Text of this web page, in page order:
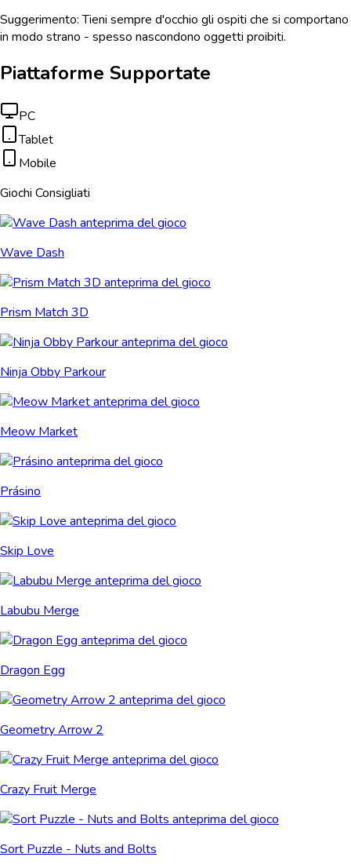
Suggerimento: Tieni sempre d'occhio gli ospiti che si comportano
in modo strano - spesso nascondono oggetti proibiti.
Piattaforme Supportate
PC
Tablet
Mobile
Giochi Consigliati
Wave Dash
Prism Match 3D
Ninja Obby Parkour
Meow Market
Prásino
Skip Love
Labubu Merge
Dragon Egg
Geometry Arrow 2
Crazy Fruit Merge
Sort Puzzle - Nuts and Bolts